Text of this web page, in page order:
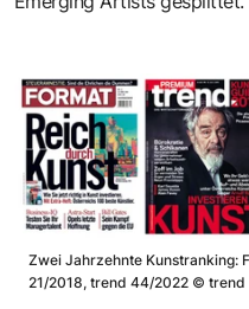
Zwei Jahrzehnte Kunstranking:
21/2018, trend 44/2022 © trend